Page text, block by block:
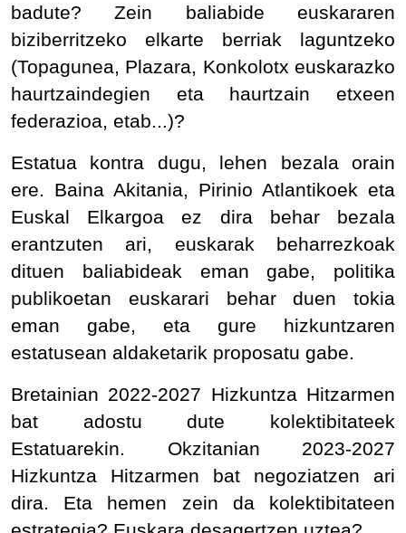
badute? Zein baliabide euskararen
biziberritzeko elkarte berriak laguntzeko
(Topagunea, Plazara, Konkolotx euskarazko
haurtzaindegien eta haurtzain etxeen
federazioa, etab...)?
Estatua kontra dugu, lehen bezala orain
ere. Baina Akitania, Pirinio Atlantikoek eta
Euskal Elkargoa ez dira behar bezala
erantzuten ari, euskarak beharrezkoak
dituen baliabideak eman gabe, politika
publikoetan euskarari behar duen tokia
eman gabe, eta gure hizkuntzaren
estatusean aldaketarik proposatu gabe.
Bretainian 2022-2027 Hizkuntza Hitzarmen
bat adostu dute kolektibitateek
Estatuarekin. Okzitanian 2023-2027
Hizkuntza Hitzarmen bat negoziatzen ari
dira. Eta hemen zein da kolektibitateen